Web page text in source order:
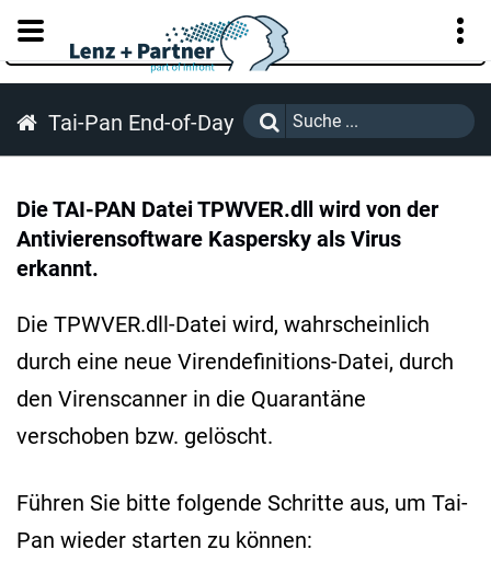
KUNDENPORTAL
Tai-Pan End-of-Day
Die TAI-PAN Datei TPWVER.dll wird von der
Antivierensoftware Kaspersky als Virus
erkannt.
Die TPWVER.dll-Datei wird, wahrscheinlich
durch eine neue Virendefinitions-Datei, durch
den Virenscanner in die Quarantäne
verschoben bzw. gelöscht.
Führen Sie bitte folgende Schritte aus, um Tai-
Pan wieder starten zu können: